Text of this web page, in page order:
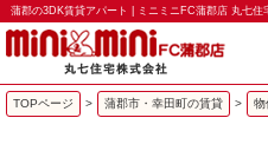
蒲郡の3DK賃貸アパート | ミニミニFC蒲郡店 丸七住
TOPページ > 蒲郡市・幸田町の賃貸 > 物